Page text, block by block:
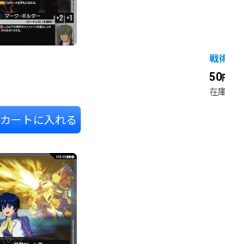
カートに入れる
戦
50
在